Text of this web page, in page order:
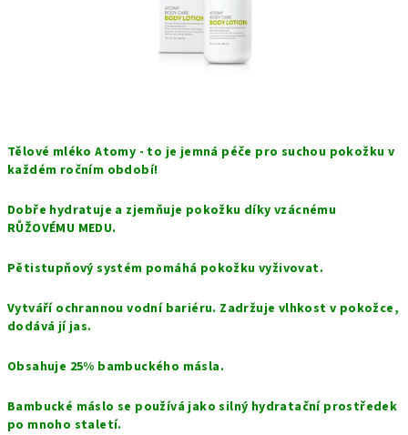
Tělové mléko Atomy - to je jemná péče pro suchou pokožku v
každém ročním období!
Dobře hydratuje a zjemňuje pokožku díky vzácnému
RŮŽOVÉMU MEDU.
Pětistupňový systém pomáhá pokožku vyživovat.
Vytváří ochrannou vodní bariéru. Zadržuje vlhkost v pokožce,
dodává jí jas.
Obsahuje 25% bambuckého másla.
Bambucké máslo se používá jako silný hydratační prostředek
po mnoho staletí.